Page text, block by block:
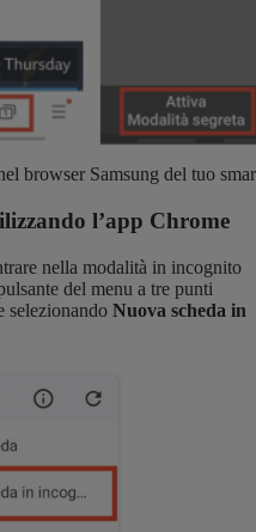
browser Samsung del tuo
l’app Chrome
nella modalità in incognito
del menu a tre punti
selezionando Nuova scheda in